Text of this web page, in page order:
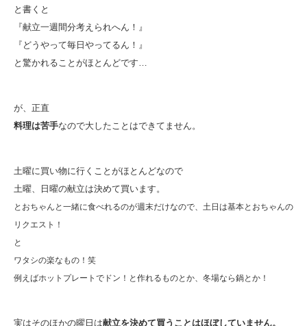
と書くと
『献立一週間分考えられへん！』
『どうやって毎日やってるん！』
と驚かれることがほとんどです…
が、正直
料理は苦手なので大したことはできてません。
土曜に買い物に行くことがほとんどなので
土曜、日曜の献立は決めて買います。
とおちゃんと一緒に食べれるのが週末だけなので、土日は基本とおちゃんの
リクエスト！
と
ワタシの楽なもの！笑
例えばホットプレートでドン！と作れるものとか、冬場なら鍋とか！
実はそのほかの曜日は献立を決めて買うことはほぼしていません。